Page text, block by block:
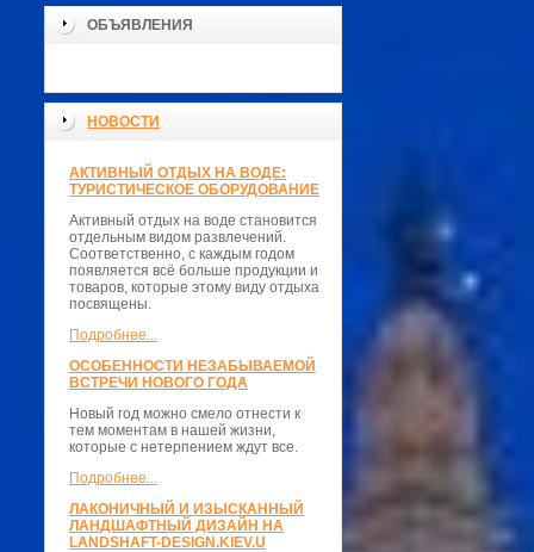
ОБЪЯВЛЕНИЯ
НОВОСТИ
АКТИВНЫЙ ОТДЫХ НА ВОДЕ:
ТУРИСТИЧЕСКОЕ ОБОРУДОВАНИЕ
Активный отдых на воде становится
отдельным видом развлечений.
Соответственно, с каждым годом
появляется всё больше продукции и
товаров, которые этому виду отдыха
посвящены.
Подробнее...
ОСОБЕННОСТИ НЕЗАБЫВАЕМОЙ
ВСТРЕЧИ НОВОГО ГОДА
Новый год можно смело отнести к
тем моментам в нашей жизни,
которые с нетерпением ждут все.
Подробнее...
ЛАКОНИЧНЫЙ И ИЗЫСКАННЫЙ
ЛАНДШАФТНЫЙ ДИЗАЙН НА
LANDSHAFT-DESIGN.KIEV.U